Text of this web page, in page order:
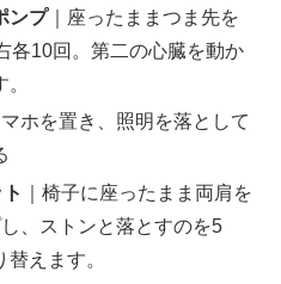
ンプ｜座ったままつま先を
各10回。第二の心臓を動か
ホを置き、照明を落として
｜椅子に座ったまま両肩を
、ストンと落とすのを5
えます。